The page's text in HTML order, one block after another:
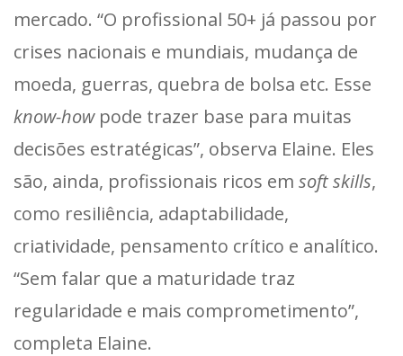
mercado. “O profissional 50+ já passou por
crises nacionais e mundiais, mudança de
moeda, guerras, quebra de bolsa etc. Esse
know-howpode trazer base para muitas
decisões estratégicas”, observa Elaine. Eles
são, ainda, profissionais ricos em soft skills,
como resiliência, adaptabilidade,
criatividade, pensamento crítico e analítico.
“Sem falar que a maturidade traz
regularidade e mais comprometimento”,
completa Elaine.